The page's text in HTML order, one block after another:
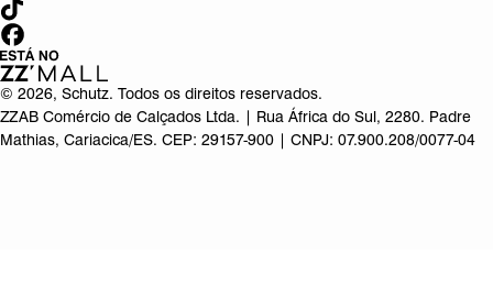
© 2026, Schutz. Todos os direitos reservados.
ZZAB Comércio de Calçados Ltda. | Rua África do Sul, 2280. Padre
Mathias, Cariacica/ES. CEP: 29157-900 | CNPJ: 07.900.208/0077-04